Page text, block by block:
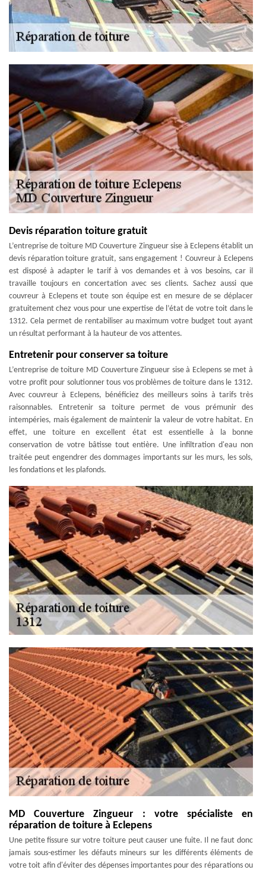
Devis réparation toiture gratuit
L’entreprise de toiture MD Couverture Zingueur sise à Eclepens établit un
devis réparation toiture gratuit, sans engagement ! Couvreur à Eclepens
est disposé à adapter le tarif à vos demandes et à vos besoins, car il
travaille toujours en concertation avec ses clients. Sachez aussi que
couvreur à Eclepens et toute son équipe est en mesure de se déplacer
gratuitement chez vous pour une expertise de l’état de votre toit dans le
1312. Cela permet de rentabiliser au maximum votre budget tout ayant
un résultat performant à la hauteur de vos attentes.
Entretenir pour conserver sa toiture
L’entreprise de toiture MD Couverture Zingueur sise à Eclepens se met à
votre profit pour solutionner tous vos problèmes de toiture dans le 1312.
Avec couvreur à Eclepens, bénéficiez des meilleurs soins à tarifs très
raisonnables. Entretenir sa toiture permet de vous prémunir des
intempéries, mais également de maintenir la valeur de votre habitat. En
effet, une toiture en excellent état est essentielle à la bonne
conservation de votre bâtisse tout entière. Une infiltration d'eau non
traitée peut engendrer des dommages importants sur les murs, les sols,
les fondations et les plafonds.
MD Couverture Zingueur : votre spécialiste en
réparation de toiture à Eclepens
Une petite fissure sur votre toiture peut causer une fuite. Il ne faut donc
jamais sous-estimer les défauts mineurs sur les différents éléments de
votre toit afin d'éviter des dépenses importantes pour des réparations ou